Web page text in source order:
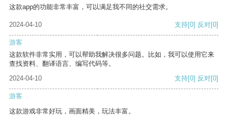
这款app的功能非常丰富，可以满足我不同的社交需求。
2024-04-10 支持[0] 反对[0]
游客
这款软件非常实用，可以帮助我解决很多问题。比如，我可以使用它来
查找资料、翻译语言、编写代码等。
2024-04-10
支持[0] 反对[0]
游客
这款游戏非常好玩，画面精美，玩法丰富。